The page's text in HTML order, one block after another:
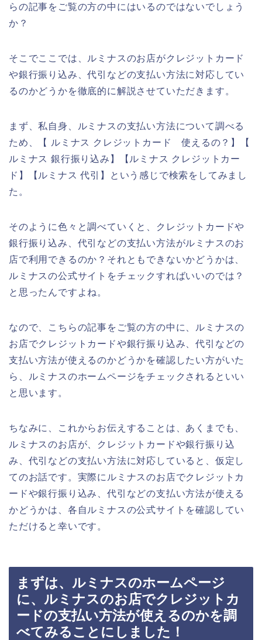
らの記事をご覧の方の中にはいるのではないでしょう
か？
そこでここでは、ルミナスのお店がクレジットカード
や銀行振り込み、代引などの支払い方法に対応してい
るのかどうかを徹底的に解説させていただきます。
まず、私自身、ルミナスの支払い方法について調べる
ため、【 ルミナス クレジットカード 使えるの？】【
ルミナス 銀行振り込み】【ルミナス クレジットカー
ド】【ルミナス 代引】という感じで検索をしてみまし
た。
そのように色々と調べていくと、クレジットカードや
銀行振り込み、代引などの支払い方法がルミナスのお
店で利用できるのか？それともできないかどうかは、
ルミナスの公式サイトをチェックすればいいのでは？
と思ったんですよね。
なので、こちらの記事をご覧の方の中に、ルミナスの
お店でクレジットカードや銀行振り込み、代引などの
支払い方法が使えるのかどうかを確認したい方がいた
ら、ルミナスのホームページをチェックされるといい
と思います。
ちなみに、これからお伝えすることは、あくまでも、
ルミナスのお店が、クレジットカードや銀行振り込
み、代引などの支払い方法に対応していると、仮定し
てのお話です。実際にルミナスのお店でクレジットカ
ードや銀行振り込み、代引などの支払い方法が使える
かどうかは、各自ルミナスの公式サイトを確認してい
ただけると幸いです。
まずは、ルミナスのホームページ
に、ルミナスのお店でクレジットカ
ードの支払い方法が使えるのかを調
べてみることにしました！